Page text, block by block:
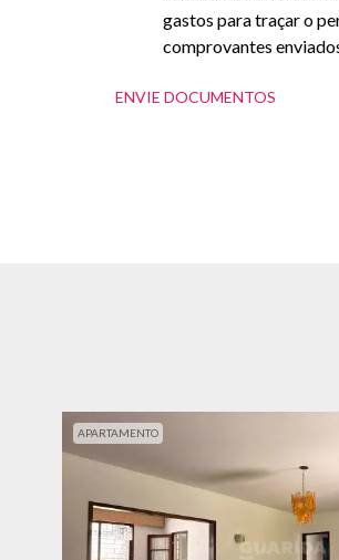
gastos para traçar o
comprovantes
ENVIE DOCUMENTOS
APARTAMENTO